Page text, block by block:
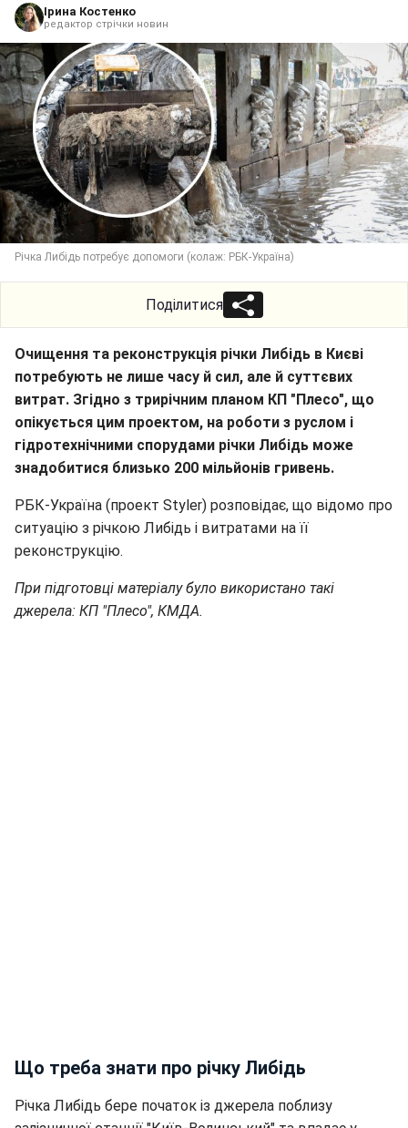
Ірина Костенко
редактор стрічки новин
Річка Либідь потребує допомоги (колаж: РБК-Україна)
Поділитися
Очищення та реконструкція річки Либідь в Києві
потребують не лише часу й сил, але й суттєвих
витрат. Згідно з трирічним планом КП "Плесо", що
опікується цим проектом, на роботи з руслом і
гідротехнічними спорудами річки Либідь може
знадобитися близько 200 мільйонів гривень.
РБК-Україна (проект Styler) розповідає, що відомо про
ситуацію з річкою Либідь і витратами на її
реконструкцію.
При підготовці матеріалу було використано такі
джерела: КП "Плесо", КМДА.
Що треба знати про річку Либідь
Річка Либідь бере початок із джерела поблизу